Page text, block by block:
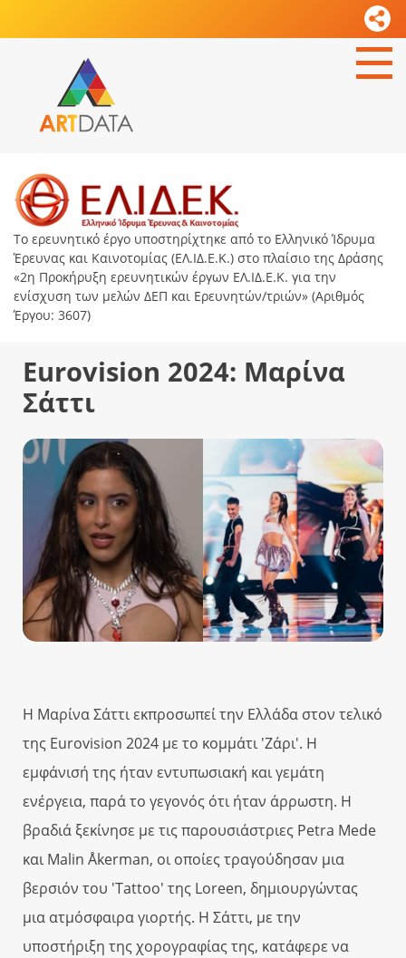
Το ερευνητικό έργο υποστηρίχτηκε από το Ελληνικό Ίδρυμα
Έρευνας και Καινοτομίας (ΕΛ.ΙΔ.Ε.Κ.) στο πλαίσιο της Δράσης
«2η Προκήρυξη ερευνητικών έργων ΕΛ.ΙΔ.Ε.Κ. για την
ενίσχυση των μελών ΔΕΠ και Ερευνητών/τριών» (Αριθμός
Έργου: 3607)
Eurovision 2024: Μαρίνα
Σάττι
Η Μαρίνα Σάττι εκπροσωπεί την Ελλάδα στον τελικό
της Eurovision 2024 με το κομμάτι 'Ζάρι'. Η
εμφάνισή της ήταν εντυπωσιακή και γεμάτη
ενέργεια, παρά το γεγονός ότι ήταν άρρωστη. Η
βραδιά ξεκίνησε με τις παρουσιάστριες Petra Mede
και Malin Åkerman, οι οποίες τραγούδησαν μια
βερσιόν του 'Tattoo' της Loreen, δημιουργώντας
μια ατμόσφαιρα γιορτής. Η Σάττι, με την
υποστήριξη της χορογραφίας της, κατάφερε να